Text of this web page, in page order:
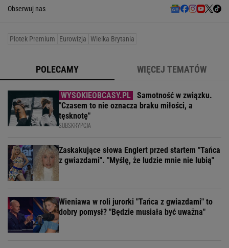
Obserwuj nas
Plotek Premium Eurowizja Wielka Brytania
POLECAMY WIĘCEJ TEMATÓW
Samotność w związku.
"Czasem to nie oznacza braku miłości, a
tęsknotę"
SUBSKRYPCJA
Zaskakujące słowa Englert przed startem "Tańca
z gwiazdami". "Myślę, że ludzie mnie nie lubią"
Wieniawa w roli jurorki "Tańca z gwiazdami" to
dobry pomysł? "Będzie musiała być uważna"